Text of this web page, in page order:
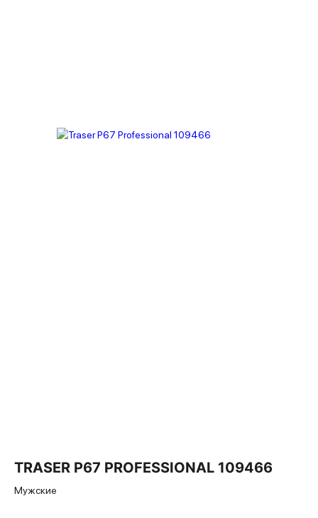
TRASER P67 PROFESSIONAL 109466
Мужские